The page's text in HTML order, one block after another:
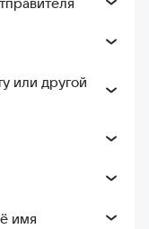
или другой
имя